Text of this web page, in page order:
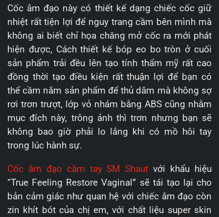
Cốc âm đạo này có thiết kế dạng chiếc cốc giữ
nhiệt rất tiện lợi để nguy trang cầm bên mình mà
không ai biết chỉ họa chăng mở cốc ra mới phát
hiện được, Cách thiết kế bóp eo bo tròn ở cuối
sản phẩm trải đều lên tạo tính thẩm mỹ rất cao
đồng thời tạo điều kiện rất thuận lợi để bạn có
thể cầm nắm sản phẩm để thủ dâm mà không sợ
rơi trơn trượt, lớp vỏ nhám bằng ABS cũng nhằm
mục đích này, trông ảnh thì trơn nhưng bạn sẽ
không bao giờ phải lo lắng khi có mồ hôi tay
trong lúc hành sự.
Cốc âm đạo cầm tay SM Shaut với khẩu hiệu
“True Feeling Restore Vaginal” sẽ tái tạo lại cho
bản cảm giác như quan hệ với chiếc âm đạo còn
zin khít bót của chị em, với chất liệu super skin